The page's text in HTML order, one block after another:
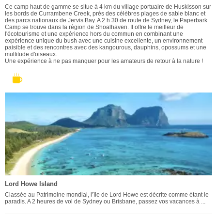
Ce camp haut de gamme se situe à 4 km du village portuaire de Huskisson sur
les bords de Currambene Creek, près des célèbres plages de sable blanc et
des parcs nationaux de Jervis Bay. A 2 h 30 de route de Sydney, le Paperbark
Camp se trouve dans la région de Shoalhaven. Il offre le meilleur de
l'écotourisme et une expérience hors du commun en combinant une
expérience unique du bush avec une cuisine excellente, un environnement
paisible et des rencontres avec des kangourous, dauphins, opossums et une
multitude d'oiseaux.
Une expérience à ne pas manquer pour les amateurs de retour à la nature !
Lord Howe Island
Classée au Patrimoine mondial, l’île de Lord Howe est décrite comme étant le
paradis. A 2 heures de vol de Sydney ou Brisbane, passez vos vacances à ...